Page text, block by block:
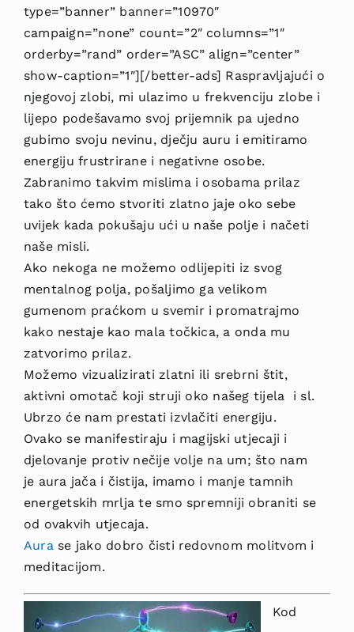
type=”banner” banner=”10970″
campaign=”none” count=”2″ columns=”1″
orderby=”rand” order=”ASC” align=”center”
show-caption=”1″][/better-ads] Raspravljajući o
njegovoj zlobi, mi ulazimo u frekvenciju zlobe i
lijepo podešavamo svoj prijemnik pa ujedno
gubimo svoju nevinu, dječju auru i emitiramo
energiju frustrirane i negativne osobe.
Zabranimo takvim mislima i osobama prilaz
tako što ćemo stvoriti zlatno jaje oko sebe
uvijek kada pokušaju ući u naše polje i načeti
naše misli.
Ako nekoga ne možemo odlijepiti iz svog
mentalnog polja, pošaljimo ga velikom
gumenom praćkom u svemir i promatrajmo
kako nestaje kao mala točkica, a onda mu
zatvorimo prilaz.
Možemo vizualizirati zlatni ili srebrni štit,
aktivni omotač koji struji oko našeg tijela i sl.
Ubrzo će nam prestati izvlačiti energiju.
Ovako se manifestiraju i magijski utjecaji i
djelovanje protiv nečije volje na um; što nam
je aura jača i čistija, imamo i manje tamnih
energetskih mrlja te smo spremniji obraniti se
od ovakvih utjecaja.
Aura se jako dobro čisti redovnom molitvom i
meditacijom.
Kod